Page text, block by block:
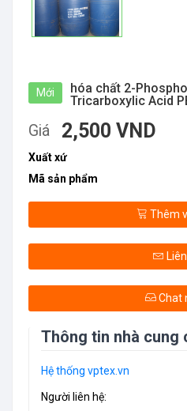
Mới
hóa chất 2-
Tricarboxylic Acid
Giá 2,500 VND
Xuất xứ
Mã sản phẩm
Thêm
Chat
Thông tin nhà cung
Hệ thống vptex.vn
Người liên hệ: